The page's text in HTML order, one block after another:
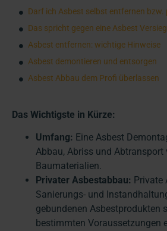
Darf ich Asbest selbst entfernen bzw.
Das spricht gegen eine Asbest
Asbest entfernen: wichtige Hinweise
Asbest demontieren und entsorgen
Asbest Abbau dem Profi überlassen
Das Wichtigste in Kürze:
Umfang: Eine Asbest
Abbau, Abriss und
Baumaterialien.
Privater Asbestabbau: Private
Sanierungs- und
gebundenen Asbestprodukten
bestimmten Voraussetzungen